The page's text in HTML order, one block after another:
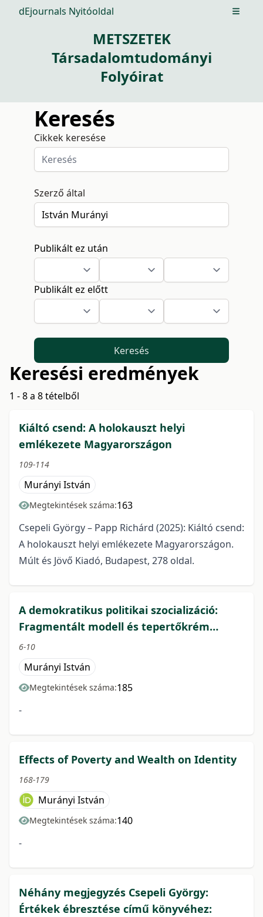
dEjournals Nyitóoldal Open
METSZETEK
Társadalomtudományi
Folyóirat
Keresés
Cikkek keresése
Szerző által
Publikált ez után
Publikált ez előtt
Keresés
Keresési eredmények
1 - 8 a 8 tételből
Kiáltó csend: A holokauszt helyi
emlékezete Magyarországon
109-114
Murányi István
Megtekintések száma:163
Csepeli György – Papp Richárd (2025): Kiáltó csend:
A holokauszt helyi emlékezete Magyarországon.
Múlt és Jövő Kiadó, Budapest, 278 oldal.
A demokratikus politikai szocializáció:
Fragmentált modell és tepertőkrém…
6-10
Murányi István
Megtekintések száma:185
-
Effects of Poverty and Wealth on Identity
168-179
Murányi István
Megtekintések száma:140
-
Néhány megjegyzés Csepeli György:
Értékek ébresztése című könyvéhez: